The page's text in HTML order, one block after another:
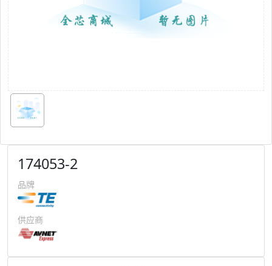
174053-2
品牌
供应商